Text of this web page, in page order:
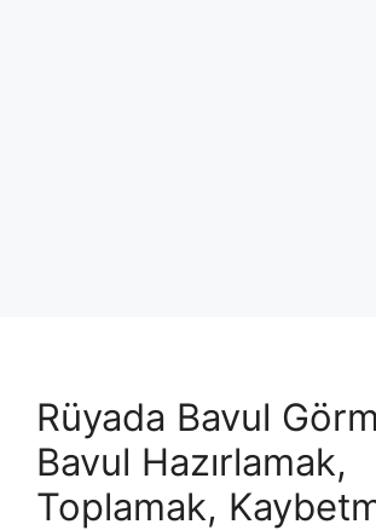
Rüyada Bavul
Bavul Hazırlamak,
Toplamak,